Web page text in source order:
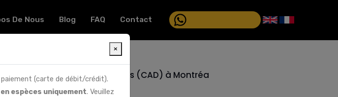
De Nous Blog FAQ Contact
contre des dollars canadiens (CAD) à Montréa
×
(carte de débit/crédit).
en espèces uniquement. Veuillez